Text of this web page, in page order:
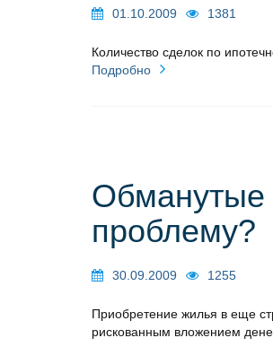
01.10.2009 1381
Количество сделок по
Подробно
Обманутые
проблему?
30.09.2009 1255
Приобретение жилья в еще
рискованным вложением